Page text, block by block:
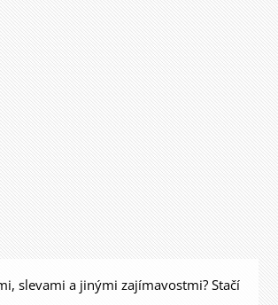
slevami a jinými zajímavostmi? Stačí